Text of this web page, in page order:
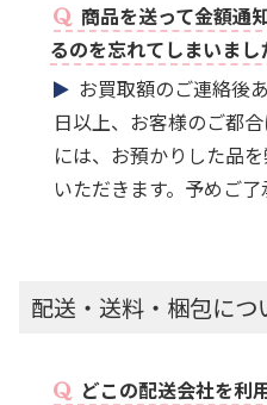
商品を送って金額通
るのを忘れてしまいまし
お買取額のご連絡後
日以上、お客様のご都
には、お預かりした品
いただきます。予めご了
配送・送料・梱包につ
どこの配送会社を利